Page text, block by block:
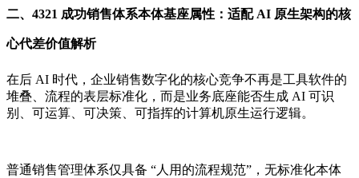
二、4321 成功销售体系本体基座属性：适配 AI 原生架构的核
心代差价值解析
在后 AI 时代，企业销售数字化的核心竞争不再是工具软件的
堆叠、流程的表层标准化，而是业务底座能否生成 AI 可识
别、可运算、可决策、可指挥的计算机原生运行逻辑。
普通销售管理体系仅具备 “人用的流程规范”，无标准化本体